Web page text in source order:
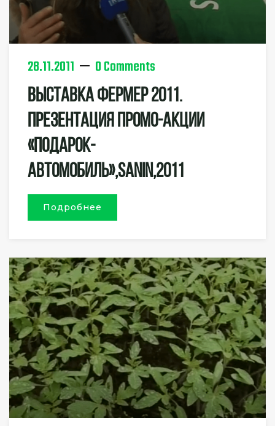
28.11.2011 0 Comments
Выставка Фермер 2011.
Презентация Промо-Акции
«Подарок-
Автомобиль»,SANIN,2011
Подробнее